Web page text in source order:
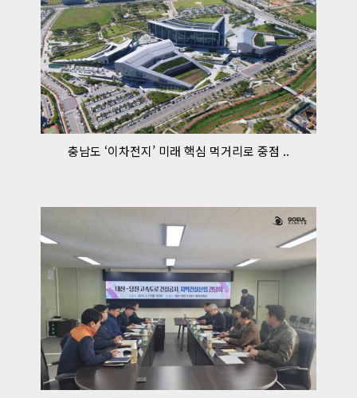
충남도 ‘이차전지’ 미래 핵심 먹거리로 중점 ..